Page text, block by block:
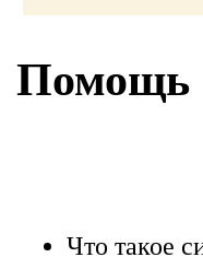
Помощь
Что такое